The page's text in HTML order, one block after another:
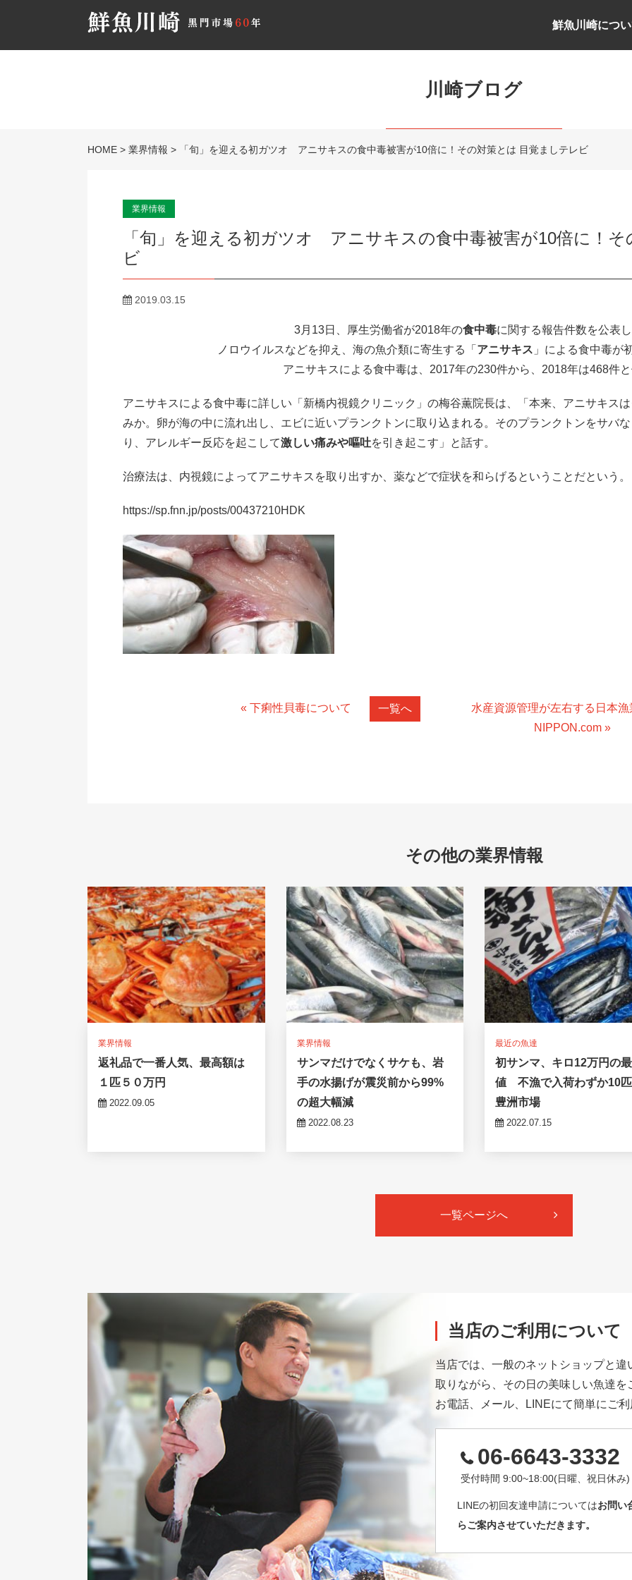
鮮魚川崎につ
川崎ブログ
HOME > 業界情報 > 「旬」を迎える初ガツオ アニサキスの食中毒被害が10倍に！その対策とは 目覚ましテレビ
業界情報
「旬」を迎える初ガツオ アニサキスの食中毒被害が10倍に！
ビ
2019.03.15
3月13日、厚生労働省が2018年の食中毒に関する報告件数を公表
ノロウイルスなどを抑え、海の魚介類に寄生する「 アニサキス 」による食中毒が
アニサキスによる食中毒は、2017年の230件から、2018年は468件
アニサキスによる食中毒に詳しい「新橋内視鏡クリニック」の梅谷薫院長は、「本来、アニサキス
みか。卵が海の中に流れ出し、エビに近いプランクトンに取り込まれる。そのプランクトンをサバ
り、アレルギー反応を起こして激しい痛みや嘔吐を引き起こす」と話す。
治療法は、内視鏡によってアニサキスを取り出すか、薬などで症状を和らげるということだという。
https://sp.fnn.jp/posts/00437210HDK
« 下痢性貝毒について 一覧へ
水産資源管理が左右する日本
NIPPON.com »
その他の業界情報
業界情報
返礼品で一番人気、最高額は
１匹５０万円
2022.09.05
業界情報
サンマだけでなくサケも、岩
手の水揚げが震災前から99%
の超大幅減
2022.08.23
最近の魚達
初サンマ、キロ12万円の
値 不漁で入荷わずか
豊洲市場
2022.07.15
一覧ページへ
当店のご利用について
当店では、一般のネットショップと
取りながら、その日の美味しい魚達
お電話、メール、LINEにて簡単にご
06-6643-3332
受付時間 9:00~18:00(日曜、祝日休み)
LINEの初回友達申請についてはお問い
らご案内させていただきます。